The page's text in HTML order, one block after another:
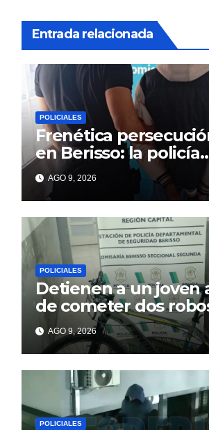
Entrada relacionada
POLICIALES
Frenética
en Berisso: la policía
reconoció a un
atrapó tras un intento
fuga
AGO 9, 2026
POLICIALES
Detienen a un joven
de cometer dos
barrio Banco Provincia
AGO 9, 2026
POLICIALES